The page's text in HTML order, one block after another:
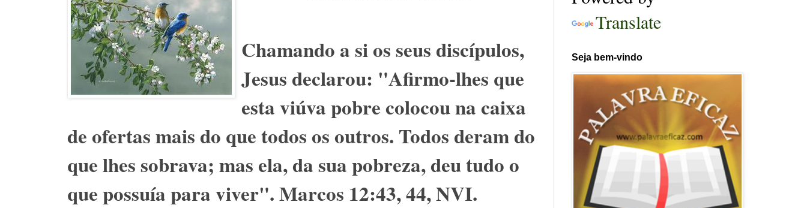
Chamando a si os seus discípulos,
Jesus declarou: "Afirmo-lhes que
esta viúva pobre colocou na caixa
de ofertas mais do que todos os outros. Todos deram do
que lhes sobrava; mas ela, da sua pobreza, deu tudo o
que possuía para viver". Marcos 12:43, 44, NVI.
Translate
Seja bem-vindo